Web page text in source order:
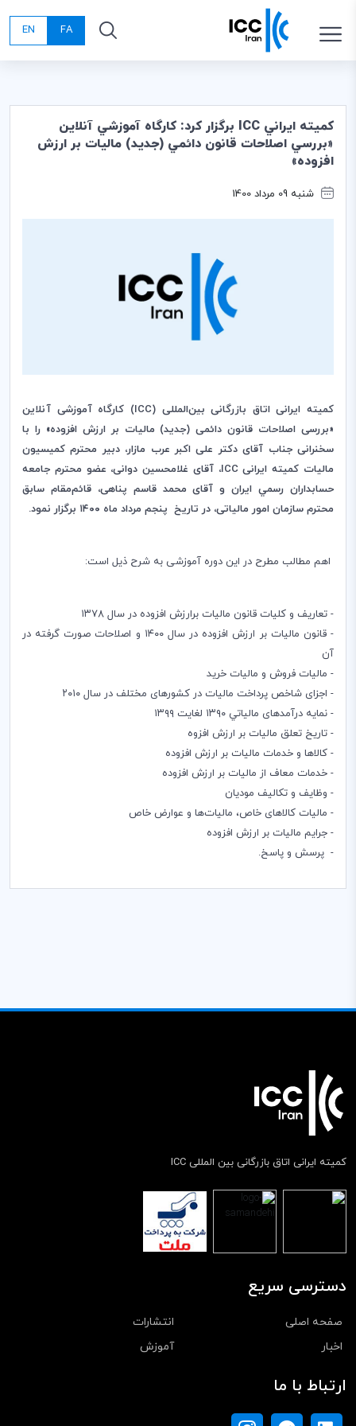
FA
EN
كميته ايراني ICC برگزار كرد: كارگاه آموزشي آنلاين
«بررسي اصلاحات قانون دائمي (جديد) ماليات بر ارزش
افزوده»
شنبه 09 مرداد 1400
کمیته ایرانی اتاق بازرگانی بین‌المللی (ICC) کارگاه آموزشی آنلاین
«بررسی اصلاحات قانون دائمی (جدید) مالیات بر ارزش افزوده» را با
سخنرانی جناب آقای دکتر علی اکبر عرب مازار، دبیر محترم کمیسیون
مالیات کمیته ایرانی ICC، آقای غلامحسین دوانی، عضو محترم جامعه
حسابداران رسمي ايران و آقای محمد قاسم پناهی، قائم‌مقام سابق
محترم سازمان امور مالیاتی، در تاریخ پنجم مرداد ماه ١٤٠٠ برگزار نمود.
اهم مطالب مطرح در این دوره آموزشی به شرح ذیل است:
- تعاریف و کلیات قانون مالیات برارزش افزوده در سال ١٣٧٨
- قانون مالیات بر ارزش افزوده در سال ١٤٠٠ و اصلاحات صورت گرفته در
آن
- مالیات فروش و مالیات خرید
- اجزای شاخص پرداخت مالیات در کشورهای مختلف در سال ٢٠١٠
- نمایه درآمدهای مالیاتي ١٣٩٠ لغايت ١٣٩٩
- تاریخ تعلق مالیات بر ارزش افزوه
- کالاها و خدمات مالیات بر ارزش افزوده
- خدمات معاف از مالیات بر ارزش افزوده
- وظایف و تکالیف مودیان
- مالیات کالاهای خاص، مالیات‌ها و عوارض خاص
- جرایم مالیات بر ارزش افزوده
- پرسش و پاسخ.
کمیته ایرانی اتاق بازرگانی بین المللی ICC
دسترسی سریع
صفحه اصلی
انتشارات
اخبار
آموزش
ارتباط با ما